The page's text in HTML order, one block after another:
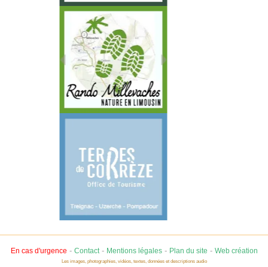
En cas d'urgence - Contact- Mentions légales- Plan du site - Web création
Les images, photographies, vidéos, textes, données et descriptions audio